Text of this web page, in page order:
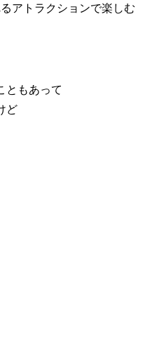
アトラクションで楽しむ
ともあって
ど